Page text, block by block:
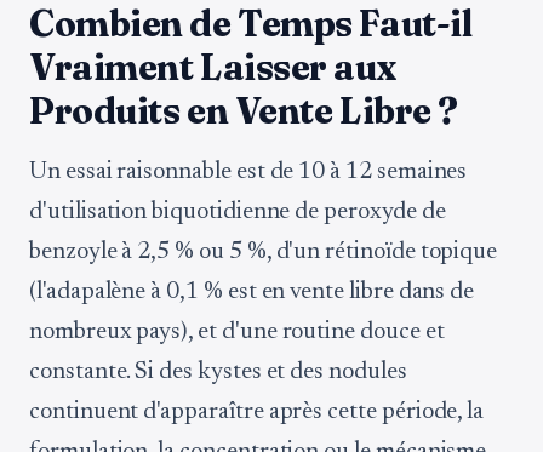
Combien de Temps Faut-il
Vraiment Laisser aux
Produits en Vente Libre ?
Un essai raisonnable est de 10 à 12 semaines
d'utilisation biquotidienne de peroxyde de
benzoyle à 2,5 % ou 5 %, d'un rétinoïde topique
(l'adapalène à 0,1 % est en vente libre dans de
nombreux pays), et d'une routine douce et
constante. Si des kystes et des nodules
continuent d'apparaître après cette période, la